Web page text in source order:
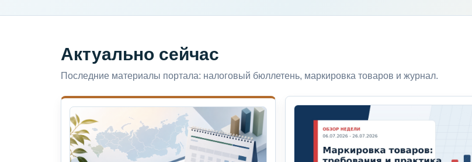
Актуально сейчас
Последние материалы портала: налоговый бюллетень, маркировка товаров и журнал.